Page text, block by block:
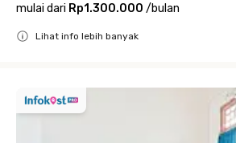
mulai dari Rp1.300.000 /bulan
Lihat info lebih banyak